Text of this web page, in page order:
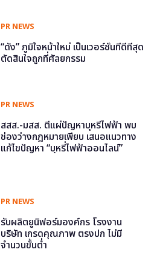
PR NEWS
“ดัง” ภูมิใจหน้าใหม่ เป็นเวอร์ชั่นที่ดีที่สุด
ตัดสินใจถูกที่ศัลยกรรม
PR NEWS
สสส.-มสส. ตีแผ่ปัญหาบุหรี่ไฟฟ้า พบ
ช่องว่างกฎหมายเพียบ เสนอแนวทาง
แก้ไขปัญหา “บุหรี่ไฟฟ้าออนไลน์”
PR NEWS
รับผลิตยูนิฟอร์มองค์กร โรงงาน
บริษัท เกรดคุณภาพ ตรงปก ไม่มี
จำนวนขั้นต่ำ